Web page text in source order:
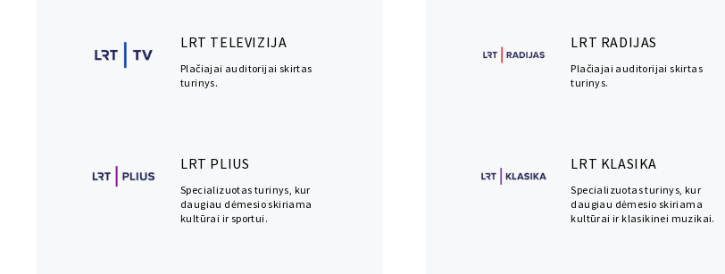
LRT TELEVIZIJA
Plačiajai auditorijai skirtas
turinys.
LRT PLIUS
Specializuotas turinys, kur
daugiau dėmesio skiriama
kultūrai ir sportui.
LRT RADIJAS
Plačiajai auditorijai skirtas
turinys.
LRT KLASIKA
Specializuotas turinys, kur
daugiau dėmesio skiriama
kultūrai ir klasikinei muzikai.